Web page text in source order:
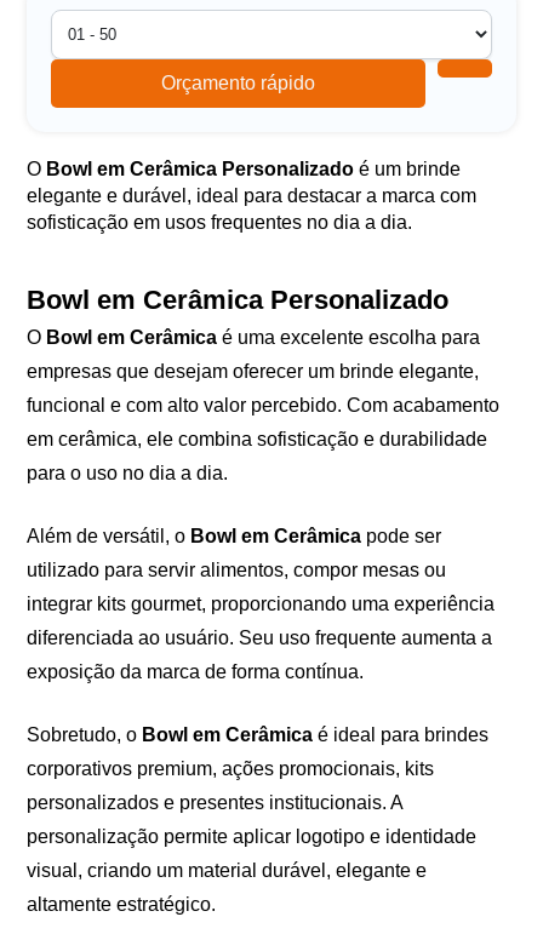
Orçamento rápido
O Bowl em Cerâmica Personalizado é um brinde
elegante e durável, ideal para destacar a marca com
sofisticação em usos frequentes no dia a dia.
Bowl em Cerâmica Personalizado
O Bowl em Cerâmicaé uma excelente escolha para
empresas que desejam oferecer um brinde elegante,
funcional e com alto valor percebido. Com acabamento
em cerâmica, ele combina sofisticação e durabilidade
para o uso no dia a dia.
Além de versátil, o Bowl em Cerâmica pode ser
utilizado para servir alimentos, compor mesas ou
integrar kits gourmet, proporcionando uma experiência
diferenciada ao usuário. Seu uso frequente aumenta a
exposição da marca de forma contínua.
Sobretudo, o Bowl em Cerâmicaé ideal para brindes
corporativos premium, ações promocionais, kits
personalizados e presentes institucionais. A
personalização permite aplicar logotipo e identidade
visual, criando um material durável, elegante e
altamente estratégico.